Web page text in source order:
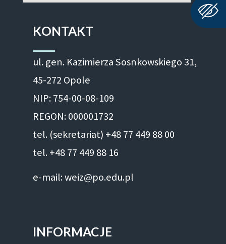
KONTAKT
ul. gen. Kazimierza Sosnkowskiego 31,
45-272 Opole
NIP: 754-00-08-109
REGON: 000001732
tel. (sekretariat) +48 77 449 88 00
tel. +48 77 449 88 16
e-mail: weiz@po.edu.pl
INFORMACJE